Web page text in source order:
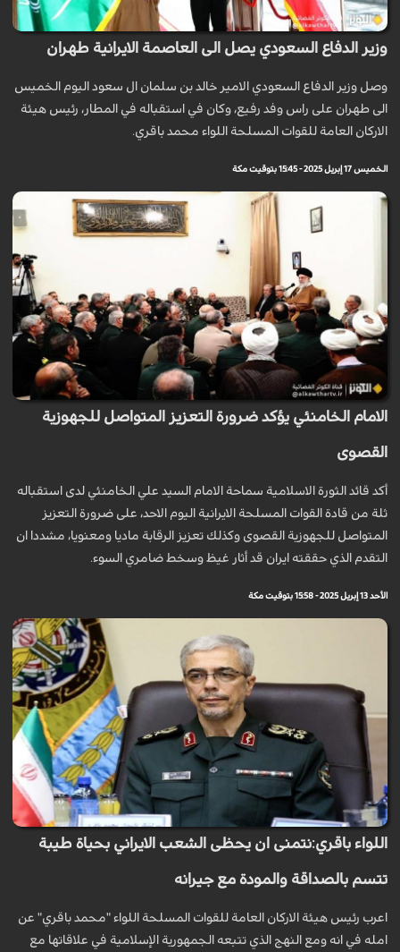
وزير الدفاع السعودي يصل الى العاصمة الايرانية طهران
وصل وزير الدفاع السعودي الامير خالد بن سلمان ال سعود اليوم الخميس
الى طهران على راس وفد رفيع، وكان في استقباله في المطار، رئيس هيئة
الاركان العامة للقوات المسلحة اللواء محمد باقري.
الخميس 17 إبريل 2025 - 15:45 بتوقيت مكة
الامام الخامنئي يؤكد ضرورة التعزيز المتواصل للجهوزية
القصوى
أكد قائد الثورة الاسلامية سماحة الامام السيد علي الخامنئي لدى استقباله
ثلة من قادة القوات المسلحة الايرانية اليوم الاحد، على ضرورة التعزيز
المتواصل للجهوزية القصوى وكذلك تعزيز الرقابة ماديا ومعنويا، مشددا ان
التقدم الذي حققته ايران قد أثار غيظ وسخط ضامري السوء.
الأحد 13 إبريل 2025 - 15:58 بتوقيت مكة
اللواء باقري:نتمنى ان يحظى الشعب الايراني بحياة طيبة
تتسم بالصداقة والمودة مع جيرانه
اعرب رئيس هيئة الاركان العامة للقوات المسلحة اللواء "محمد باقري" عن
امله في انه ومع النهج الذي تتبعه الجمهورية الإسلامية في علاقاتها مع